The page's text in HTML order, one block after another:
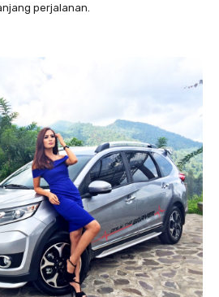
perjalanan.